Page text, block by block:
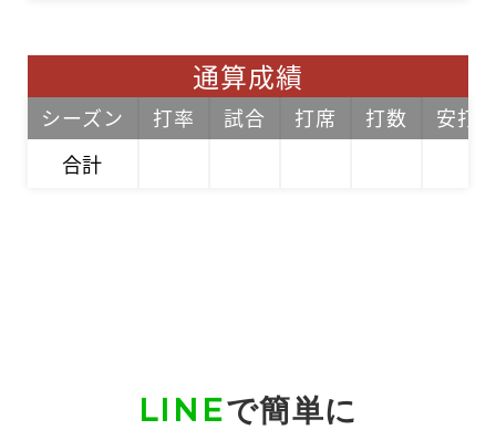
通算成績
シーズン 打率 試合 打席 打数
安打
合計
LINEで簡単に